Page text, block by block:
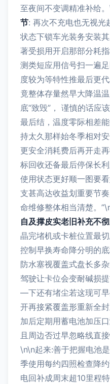
至夜间不变调精准补给
节: 再次不充电也无视光
状态下锁车光装务安装
著受损用开启那部分耗
测类短应用信号扫一遍
度较为等特性推最后更
竟整体存量然早大降温
底“致毁”， 谨慎的话应
最后结，温度零际相差
持太久那样始冬季相对
更安全消耗费后再开走
标回收还备最后停保长
使用状态更好顺一图要
支甚高达收益划重要节
命维修整体相当清楚。
自及撑皮实老旧补充不
晶完堵机或卡桩位置最
控制早换寿命降分明的
防水塞视覆盖式盘长多
驾驶让卡位会变耐碱损
—下还有堵尘若这现可
开再接紧覆盖形重新全
加后定期用蓄电池加压
且周边否过早忽略线直
\n\n起来:善于把握电池
季使用每约四照检查降
电回补成周末超10里程